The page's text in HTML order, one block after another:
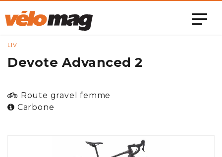
LIV
Devote Advanced 2
Route gravel femme
Carbone